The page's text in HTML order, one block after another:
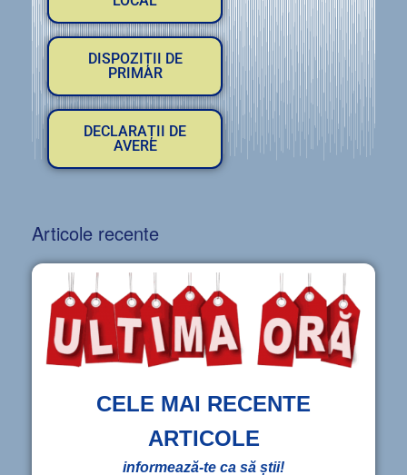
DISPOZIȚII DE
PRIMAR
DECLARAȚII DE
AVERE
Articole recente
CELE MAI RECENTE
ARTICOLE
informează-te ca să știi!